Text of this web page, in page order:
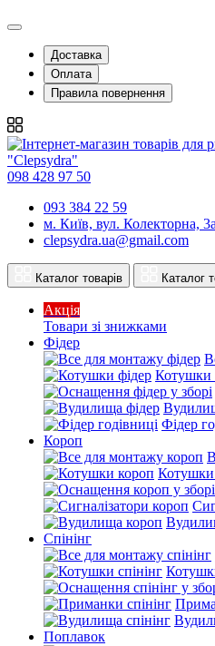
Доставка
Оплата
Правила повернення
098 428 97 50
093 384 22 59
м. Київ, вул. Колекторна, 3а
clepsydra.ua@gmail.com
Каталог товарів Каталог
Акція
Товари зі знижками
Фідер
Котушки
Фідер
Короп
Котушки
Спінінг
Поплавок